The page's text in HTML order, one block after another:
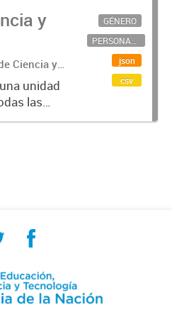
y
Ciencia y
unidad
las
GÉNERO
PERSONAL CIENTÍFICO-TECNOLÓGICO
json
csv